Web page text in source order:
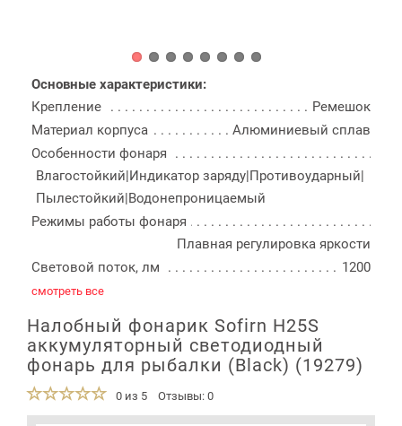
Основные характеристики:
Крепление
Ремешок
Материал корпуса
Алюминиевый сплав
Особенности фонаря
Влагостойкий|Индикатор заряду|Противоударный|
Пылестойкий|Водонепроницаемый
Режимы работы фонаря
Плавная регулировка яркости
Световой поток, лм
1200
смотреть все
Налобный фонарик Sofirn H25S
аккумуляторный светодиодный
фонарь для рыбалки (Black) (19279)
0 из 5 Отзывы: 0